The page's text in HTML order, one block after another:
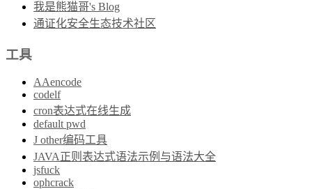
我是熊猫哥's Blog
通证化安全生态技术社区
工具
AAencode
codelf
cron表达式在线生成
default pwd
J other编码工具
JAVA正则表达式语法示例与语法大全
jsfuck
ophcrack